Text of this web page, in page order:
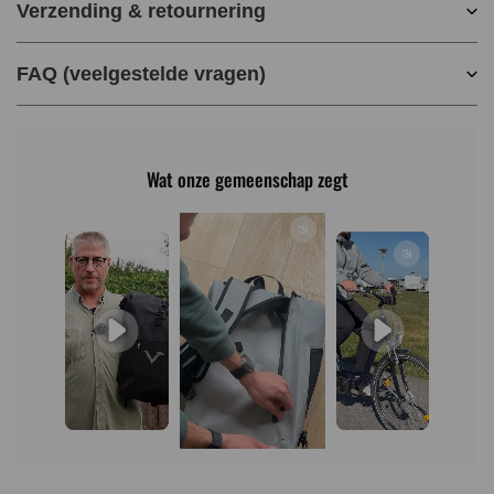
Verzending & retournering
FAQ (veelgestelde vragen)
Wat onze gemeenschap zegt